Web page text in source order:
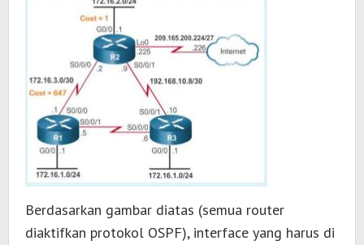
Berdasarkan gambar diatas (semua router
diaktifkan protokol OSPF), interface yang harus di